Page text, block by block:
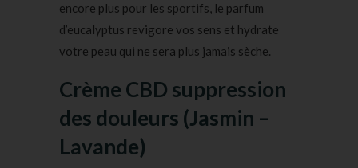
encore plus pour les sportifs, le parfum
d’eucalyptus revigore vos sens et hydrate
votre peau qui ne sera plus jamais sèche.
Crème CBD suppression
des douleurs (Jasmin –
Lavande)